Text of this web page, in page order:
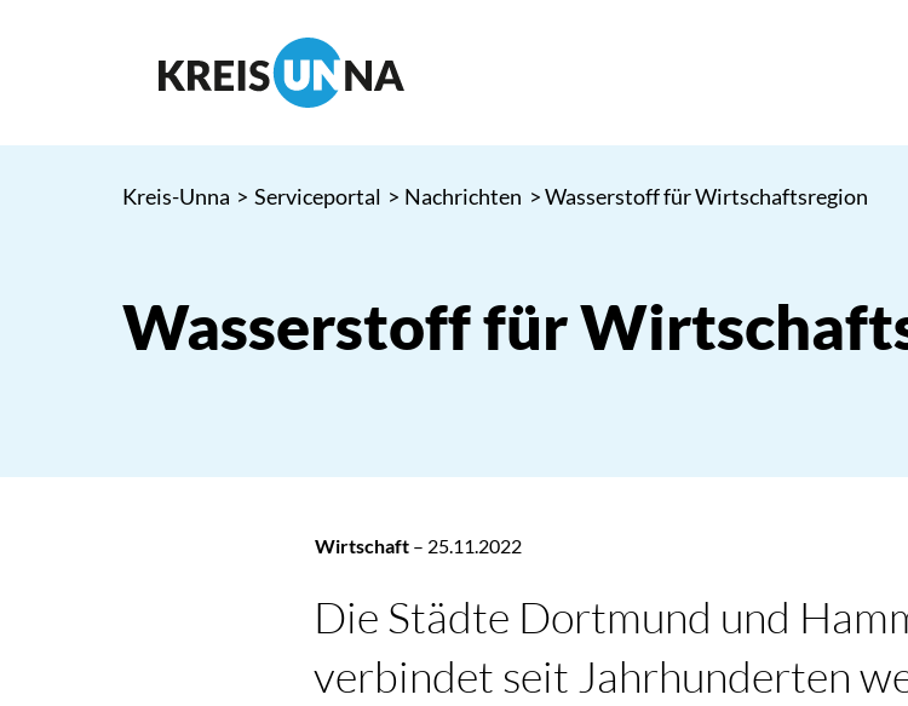
Kreis-Unna > Serviceportal > Nachrichten > Wasserstoff für Wirtschaftsregion
Wasserstoff für
Wirtschaft – 25.11.2022
Die Städte Dortmund und
verbindet seit Jahrhunderten